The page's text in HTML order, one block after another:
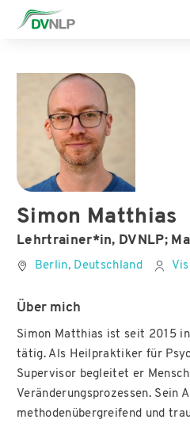
Simon Matthias
Lehrtrainer*in, DVNLP;
Berlin, Deutschland
Über mich
Simon Matthias ist seit 2015
tätig. Als Heilpraktiker für
Supervisor begleitet er
Veränderungsprozessen. Sein
methodenübergreifend und